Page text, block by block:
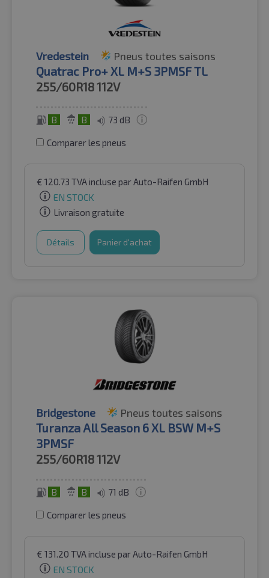
Vredestein Pneus toutes saisons
Quatrac Pro+ XL M+S 3PMSF TL
255/60R18112V
B B 73 dB
Comparer les pneus
€ 120.73 TVA incluse par Auto-Raifen GmbH
EN STOCK
Livraison gratuite
Détails Panier d'achat
Bridgestone Pneus toutes saisons
Turanza All Season 6 XL BSW M+S
3PMSF
255/60R18112V
B B 71 dB
Comparer les pneus
€ 131.20 TVA incluse par Auto-Raifen GmbH
EN STOCK